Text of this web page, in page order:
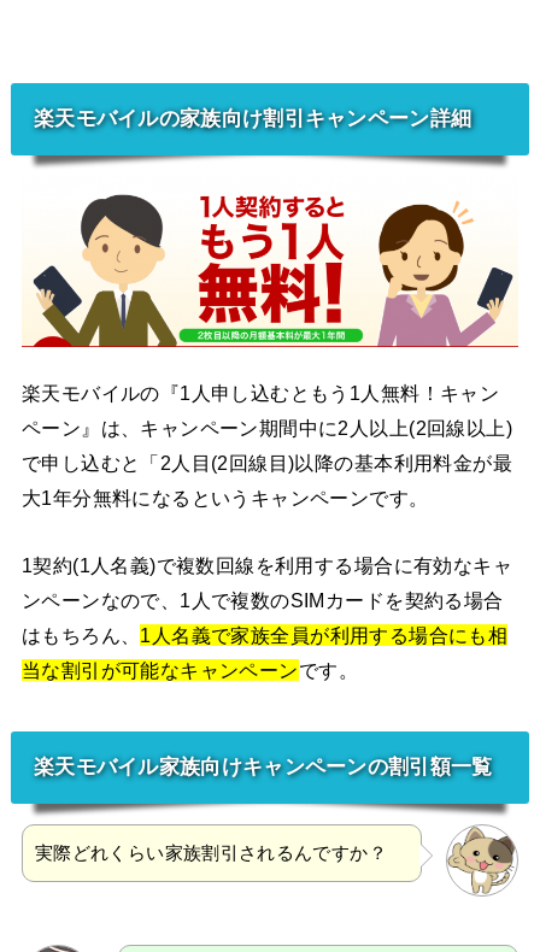
楽天モバイルの家族向け割引キャンペーン詳細
楽天モバイルの『1人申し込むともう1人無料！キャン
ペーン』は、キャンペーン期間中に2人以上(2回線以上)
で申し込むと「2人目(2回線目)以降の基本利用料金が最
大1年分無料になるというキャンペーンです。
1契約(1人名義)で複数回線を利用する場合に有効なキャ
ンペーンなので、1人で複数のSIMカードを契約る場合
はもちろん、 1人名義で家族全員が利用する場合にも相
当な割引が可能なキャンペーンです。
楽天モバイル家族向けキャンペーンの割引額一覧
実際どれくらい家族割引されるんですか？